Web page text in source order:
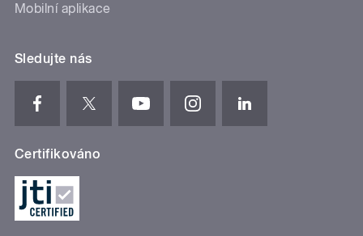
Mobilní aplikace
Sledujte nás
Certifikováno